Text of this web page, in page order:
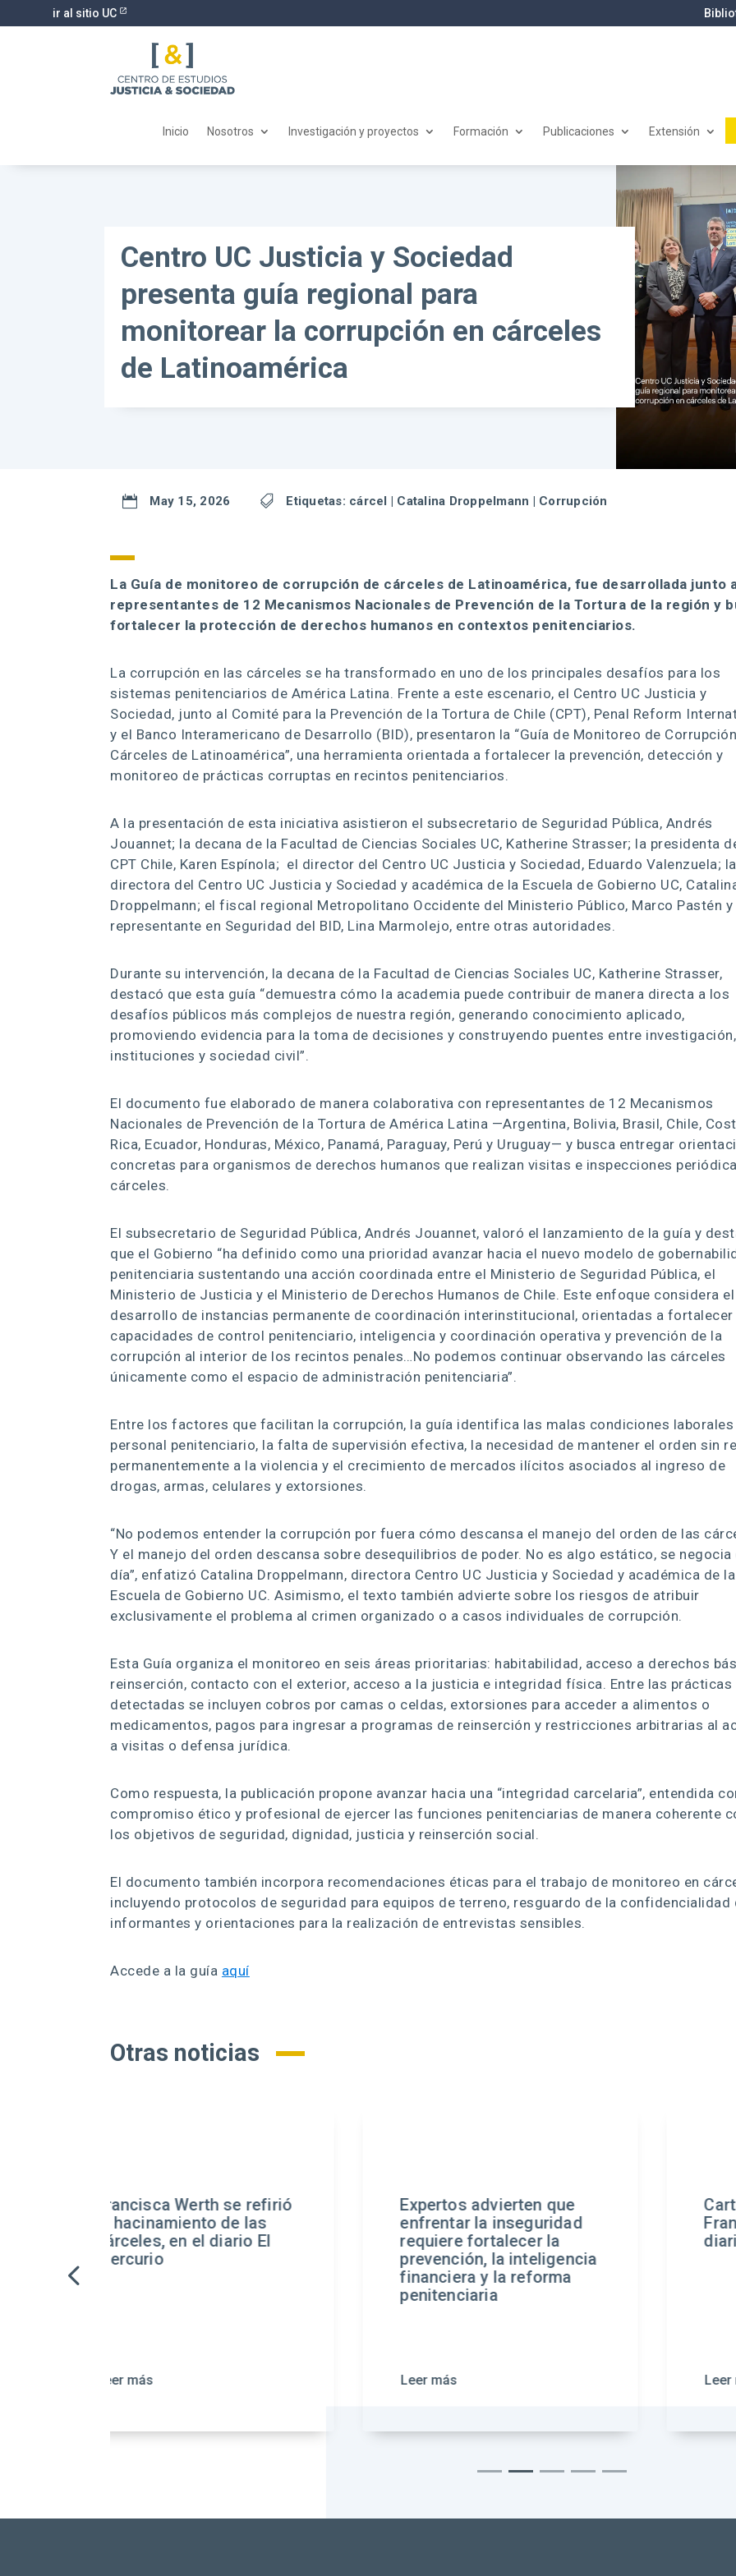
ir al sitio UC
Inicio Nosotros Investigación y proyectos Formación Publicaciones Extensión
Centro UC Justicia y Sociedad
presenta guía regional para
monitorear la corrupción en cárceles
de Latinoamérica
 May 15, 2026  Etiquetas: cárcel | Catalina Droppelmann | Corrupción
La Guía de monitoreo de corrupción de cárceles de Latinoamérica, fue desarrollada junto
representantes de 12 Mecanismos Nacionales de Prevención de la Tortura de la región y
fortalecer la protección de derechos humanos en contextos penitenciarios.
La corrupción en las cárceles se ha transformado en uno de los principales desafíos para los
sistemas penitenciarios de América Latina. Frente a este escenario, el Centro UC Justicia y
Sociedad, junto al Comité para la Prevención de la Tortura de Chile (CPT), Penal Reform
y el Banco Interamericano de Desarrollo (BID), presentaron la “Guía de Monitoreo de
Cárceles de Latinoamérica”, una herramienta orientada a fortalecer la prevención, detección y
monitoreo de prácticas corruptas en recintos penitenciarios.
A la presentación de esta iniciativa asistieron el subsecretario de Seguridad Pública, Andrés
Jouannet; la decana de la Facultad de Ciencias Sociales UC, Katherine Strasser; la presidenta
CPT Chile, Karen Espínola; el director del Centro UC Justicia y Sociedad, Eduardo Valenzuela; la
directora del Centro UC Justicia y Sociedad y académica de la Escuela de Gobierno UC,
Droppelmann; el fiscal regional Metropolitano Occidente del Ministerio Público, Marco Pastén y
representante en Seguridad del BID, Lina Marmolejo, entre otras autoridades.
Durante su intervención, la decana de la Facultad de Ciencias Sociales UC, Katherine Strasser,
destacó que esta guía “demuestra cómo la academia puede contribuir de manera directa a los
desafíos públicos más complejos de nuestra región, generando conocimiento aplicado,
promoviendo evidencia para la toma de decisiones y construyendo puentes entre investigación,
instituciones y sociedad civil”.
El documento fue elaborado de manera colaborativa con representantes de 12 Mecanismos
Nacionales de Prevención de la Tortura de América Latina —Argentina, Bolivia, Brasil, Chile,
Rica, Ecuador, Honduras, México, Panamá, Paraguay, Perú y Uruguay— y busca entregar
concretas para organismos de derechos humanos que realizan visitas e inspecciones
cárceles.
El subsecretario de Seguridad Pública, Andrés Jouannet, valoró el lanzamiento de la guía y
que el Gobierno “ha definido como una prioridad avanzar hacia el nuevo modelo de
penitenciaria sustentando una acción coordinada entre el Ministerio de Seguridad Pública, el
Ministerio de Justicia y el Ministerio de Derechos Humanos de Chile. Este enfoque considera el
desarrollo de instancias permanente de coordinación interinstitucional, orientadas a fortalecer
capacidades de control penitenciario, inteligencia y coordinación operativa y prevención de la
corrupción al interior de los recintos penales…No podemos continuar observando las cárceles
únicamente como el espacio de administración penitenciaria”.
Entre los factores que facilitan la corrupción, la guía identifica las malas condiciones laborales
personal penitenciario, la falta de supervisión efectiva, la necesidad de mantener el orden sin
permanentemente a la violencia y el crecimiento de mercados ilícitos asociados al ingreso de
drogas, armas, celulares y extorsiones.
“No podemos entender la corrupción por fuera cómo descansa el manejo del orden de las
Y el manejo del orden descansa sobre desequilibrios de poder. No es algo estático, se negocia
día”, enfatizó Catalina Droppelmann, directora Centro UC Justicia y Sociedad y académica de la
Escuela de Gobierno UC. Asimismo, el texto también advierte sobre los riesgos de atribuir
exclusivamente el problema al crimen organizado o a casos individuales de corrupción.
Esta Guía organiza el monitoreo en seis áreas prioritarias: habitabilidad, acceso a derechos
reinserción, contacto con el exterior, acceso a la justicia e integridad física. Entre las prácticas
detectadas se incluyen cobros por camas o celdas, extorsiones para acceder a alimentos o
medicamentos, pagos para ingresar a programas de reinserción y restricciones arbitrarias al
a visitas o defensa jurídica.
Como respuesta, la publicación propone avanzar hacia una “integridad carcelaria”, entendida
compromiso ético y profesional de ejercer las funciones penitenciarias de manera coherente
los objetivos de seguridad, dignidad, justicia y reinserción social.
El documento también incorpora recomendaciones éticas para el trabajo de monitoreo en
incluyendo protocolos de seguridad para equipos de terreno, resguardo de la confidencialidad
informantes y orientaciones para la realización de entrevistas sensibles.
Accede a la guía aquí
Otras noticias
se refirió
Expertos advierten que
enfrentar la inseguridad
requiere fortalecer la
prevención, la inteligencia
Carta al Director de
Francisca Werth en el
diario La Tercera